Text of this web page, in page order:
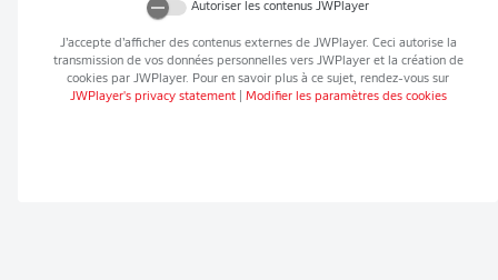
Autoriser les contenus JWPlayer
J’accepte d’afficher des contenus externes de JWPlayer. Ceci autorise la
transmission de vos données personnelles vers JWPlayeret la création de
cookies par JWPlayer. Pour en savoir plus à ce sujet, rendez-vous sur
JWPlayer's privacy statement| Modifier les paramètres des cookies